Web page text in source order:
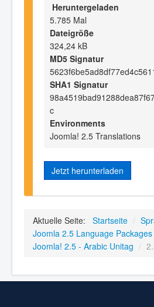
Heruntergeladen
5.785 Mal
Dateigröße
324,24 kB
MD5 Signatur
SHA1 Signatur
c
Environments
Joomla! 2.5 Translations
Jetzt herunterladen
Aktuelle Seite: Startseite /
Joomla 2.5 Language Packages
Joomla! 2.5 - Arabic Unitag /